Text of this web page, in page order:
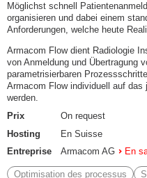
Möglichst schnell
organisieren und dabei einem
Anforderungen, welche heute
Armacom Flow dient Radiologie
von Anmeldung und Übertragung
parametrisierbaren
Armacom Flow individuell auf
werden.
Prix
On request
Hosting
En Suisse
Entreprise
Armacom AG En
Optimisation des processus